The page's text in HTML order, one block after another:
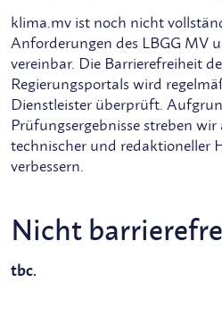
klima.mv ist noch nicht
Anforderungen des LBGG MV
vereinbar. Die Barrierefreiheit
Regierungsportals wird
Dienstleister überprüft.
Prüfungsergebnisse streben
technischer und redaktioneller
verbessern.
Nicht
tbc.